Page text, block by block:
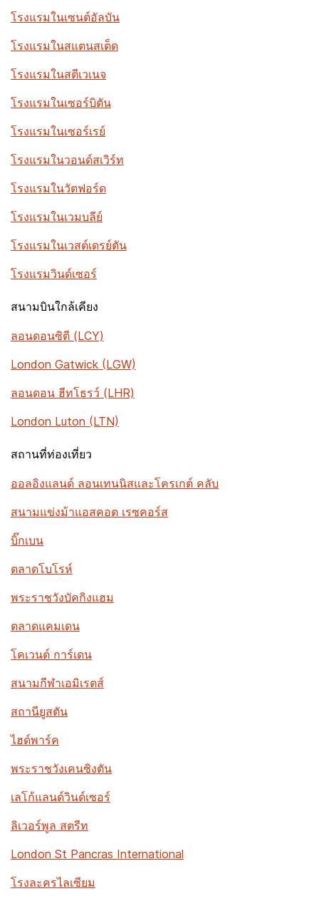
โรงแรมในเซนต์อัลบัน
โรงแรมในสแตนสเต็ด
โรงแรมในสตีเวเนจ
โรงแรมในเซอร์บิตัน
โรงแรมในเซอร์เรย์
โรงแรมในวอนด์สเวิร์ท
โรงแรมในวัตฟอร์ด
โรงแรมในเวมบลีย์
โรงแรมในเวสต์เดรย์ตัน
โรงแรมวินด์เซอร์
สนามบินใกล้เคียง
ลอนดอนซิตี (LCY)
London Gatwick (LGW)
ลอนดอน ฮีทโธรว์ (LHR)
London Luton (LTN)
สถานที่ท่องเที่ยว
ออลอิงแลนด์ ลอนเทนนิสและโครเกต์ คลับ
สนามแข่งม้าแอสคอต เรซคอร์ส
บิ๊กเบน
ตลาดโบโรห์
พระราชวังบัคกิงแฮม
ตลาดแคมเดน
โคเวนต์ การ์เดน
สนามกีฬาเอมิเรตส์
สถานียูสตัน
ไฮด์พาร์ค
พระราชวังเคนซิงตัน
เลโก้แลนด์วินด์เซอร์
ลิเวอร์พูล สตรีท
London St Pancras International
โรงละครไลเซียม